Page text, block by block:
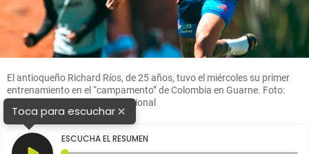
El antioqueño Richard Ríos, de 25 años, tuvo el miércoles su primer
entrenamiento en el “campamento” de Colombia en Guarne. Foto:
tomada del x de @AtleticoNacional
Toca para escuchar×
ESCUCHA EL RESUMEN